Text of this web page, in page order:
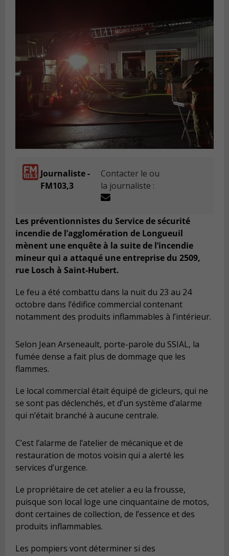
Journaliste -
FM103,3
Contacter le ou
la journaliste :
Les préventionnistes du Service de sécurité
incendie de l’agglomération de Longueuil
mènent une enquête à la suite de l’incendie
mineur qui a attaqué une entreprise du 2509,
rue Losch à Saint-Hubert.
Le feu a été combattu dans la nuit du 23 au 24
octobre dans l’édifice commercial contenant
notamment des produits inflammables à l’intérieur.
Selon Jean Arseneault, porte-parole du SSIAL, la
fumée dense a fait plus de dommage que les
flammes.
Le local commercial était équipé de gicleurs, qui ne
se sont pas déclenchés, et d’un système d’alarme
qui n’était branché à aucune centrale.
C’est l’alarme de l’atelier de mécanique et de
restauration de motos voisin qui a alerté les
services d’urgence.
Le propriétaire de cet atelier a eu la frousse,
puisque son local loge une cinquantaine de motos,
dont certaines de collection, de l’essence et des
produits inflammables.
Les pompiers vont déterminer si des